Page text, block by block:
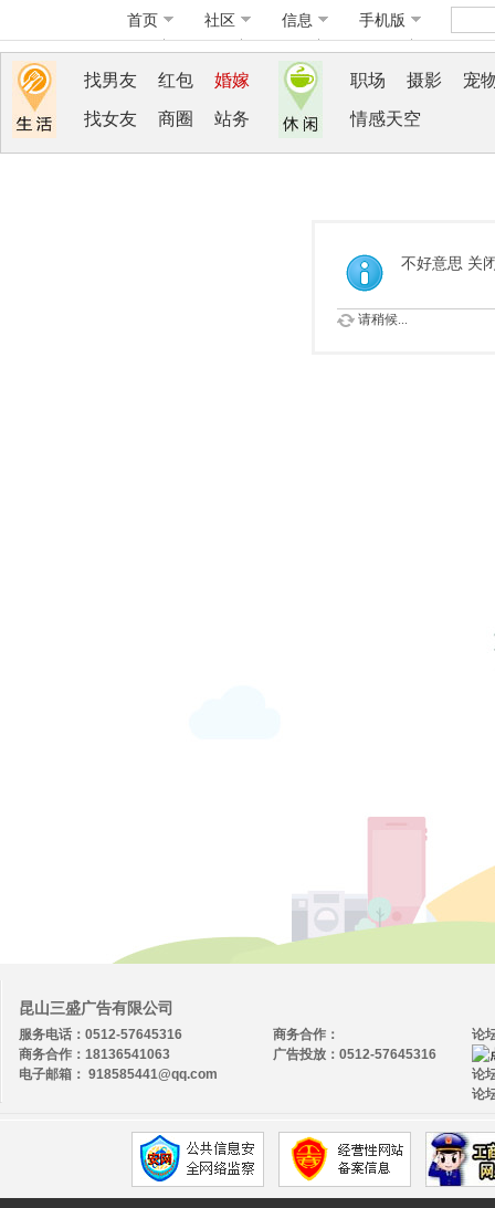
首页 社区 信息 手机版
找男友 红包 婚嫁
找女友 商圈 站务
职场 摄影 宠
情感天空
不好意思 关
请稍候...
昆山三盛广告有限公司
服务电话：0512-57645316
商务合作：18136541063
电子邮箱： 918585441@qq.com
论
论
论
商务合作：
广告投放：0512-57645316